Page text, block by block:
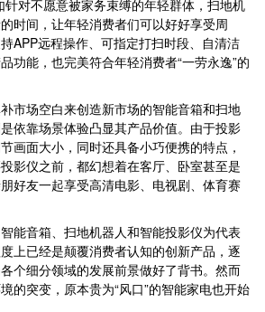
针对不愿意被家务束缚的年轻群体，扫地机
时间，让年轻消费者们可以好好享受周
APP远程操作、可指定打扫时段、自清洁
功能，也完美符合年轻消费者“一劳永逸”的
市场空白来创造新市场的智能音箱和扫地
依靠场景体验凸显其产品价值。由于投影
画面大小，同时还具备小巧便携的特点，
影仪之前，都幻想着在客厅、卧室甚至是
好友一起享受高清电影、电视剧、体育赛
能音箱、扫地机器人和智能投影仪为代表
上已经是颠覆消费者认知的创新产品，逐
个细分领域的发展前景做好了背书。然而
的突变，原本贵为“风口”的智能家电也开始